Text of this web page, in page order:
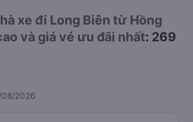
xe đi Long Biên từ Hồng
và giá vé ưu đãi nhất: 269
08/2026